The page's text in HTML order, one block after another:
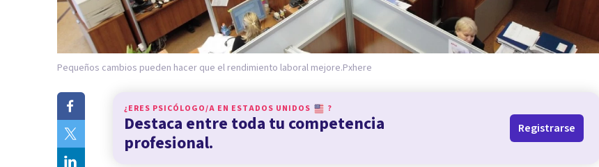
Pequeños cambios pueden hacer que el rendimiento laboral mejore.Pxhere
¿ERES PSICÓLOGO/A EN ESTADOS UNIDOS ?
Destaca entre toda tu competencia
profesional.
Registrarse